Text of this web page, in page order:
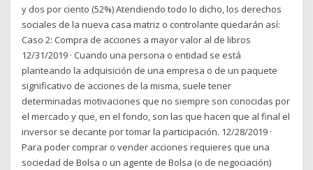
y dos por ciento (52%) Atendiendo todo lo dicho, los derechos
sociales de la nueva casa matriz o controlante quedarán así:
Caso 2: Compra de acciones a mayor valor al de libros
12/31/2019 · Cuando una persona o entidad se está
planteando la adquisición de una empresa o de un paquete
significativo de acciones de la misma, suele tener
determinadas motivaciones que no siempre son conocidas por
el mercado y que, en el fondo, son las que hacen que al final el
inversor se decante por tomar la participación. 12/28/2019 ·
Para poder comprar o vender acciones requieres que una
sociedad de Bolsa o un agente de Bolsa (o de negociación)